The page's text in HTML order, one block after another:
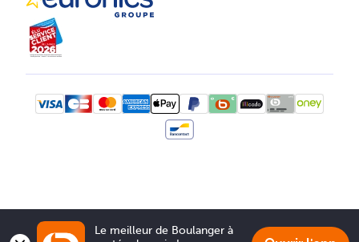
Le meilleur de Boulanger à